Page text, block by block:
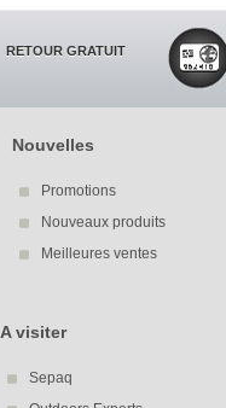
RETOUR GRATUIT
Nouvelles
Promotions
Nouveaux produits
Meilleures ventes
A visiter
Sepaq